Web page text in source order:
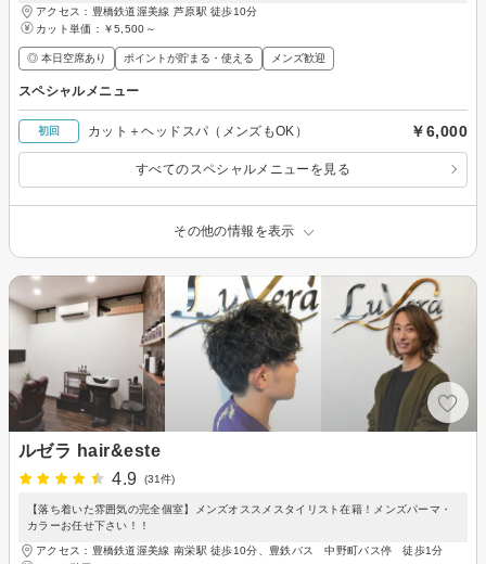
アクセス：豊橋鉄道渥美線 芦原駅 徒歩10分
カット単価： ￥5,500～
◎ 本日空席あり ポイントが貯まる・使える メンズ歓迎
スペシャルメニュー
初回 カット＋ヘッドスパ（メンズもOK） ￥6,000
すべてのスペシャルメニューを見る
その他の情報を表示
ルゼラ hair&este
4.9
(31件)
【落ち着いた雰囲気の完全個室】メンズオススメスタイリスト在籍！メンズパーマ・
カラーお任せ下さい！！
アクセス：豊橋鉄道渥美線 南栄駅 徒歩10分、豊鉄バス 中野町バス停 徒歩1分